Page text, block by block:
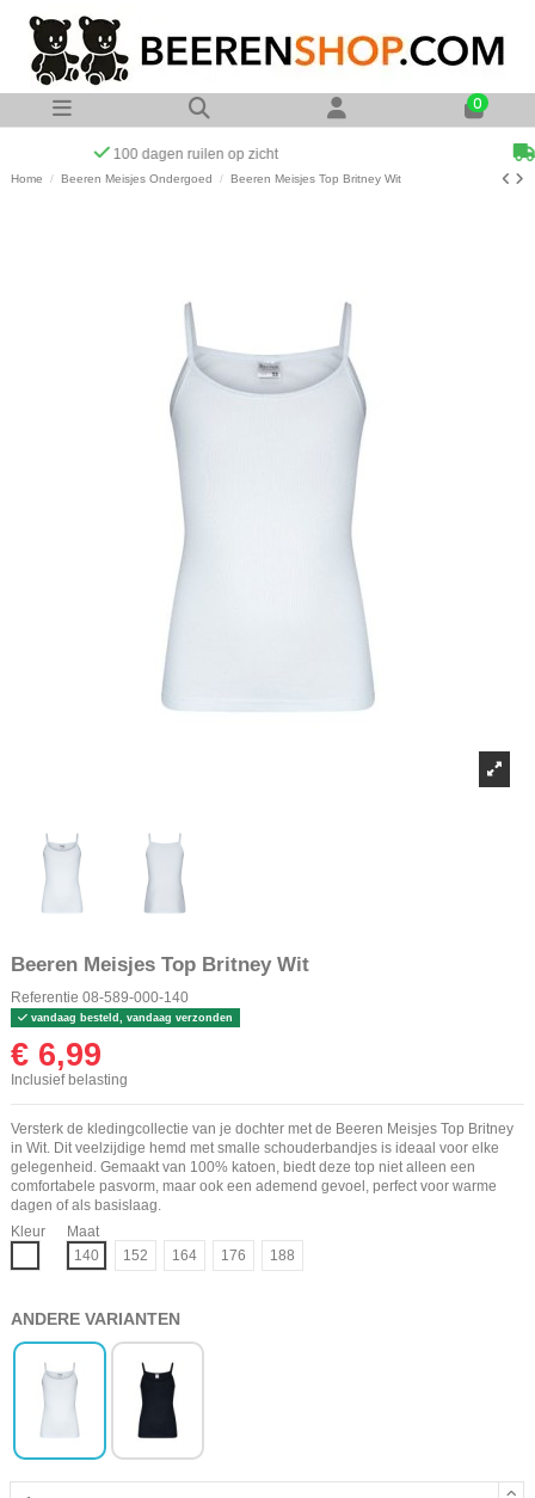
0
Op werkdagen voor 23:00 uur besteld zelfde dag verzonden
Home Beeren Meisjes Ondergoed Beeren Meisjes Top Britney Wit
Beeren Meisjes Top Britney Wit
Referentie 08-589-000-140
vandaag besteld, vandaag verzonden
€ 6,99
Inclusief belasting
Versterk de kledingcollectie van je dochter met de Beeren Meisjes Top Britney
in Wit. Dit veelzijdige hemd met smalle schouderbandjes is ideaal voor elke
gelegenheid. Gemaakt van 100% katoen, biedt deze top niet alleen een
comfortabele pasvorm, maar ook een ademend gevoel, perfect voor warme
dagen of als basislaag.
Kleur
Maat
140
152 164 176 188
ANDERE VARIANTEN